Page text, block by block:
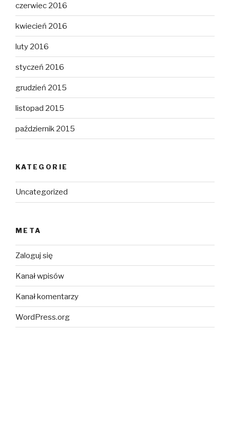
czerwiec 2016
kwiecień 2016
luty 2016
styczeń 2016
grudzień 2015
listopad 2015
październik 2015
KATEGORIE
Uncategorized
META
Zaloguj się
Kanał wpisów
Kanał komentarzy
WordPress.org